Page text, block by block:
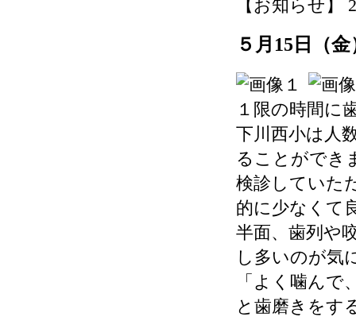
【お知らせ】
５月15日（
１限の時間に
下川西小は人
ることができ
検診していた
的に少なくて
半面、歯列や
し多いのが気
「よく噛ん
と歯磨きをす